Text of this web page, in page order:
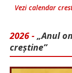
Vezi calendar
2026 - „Anul
creștine”